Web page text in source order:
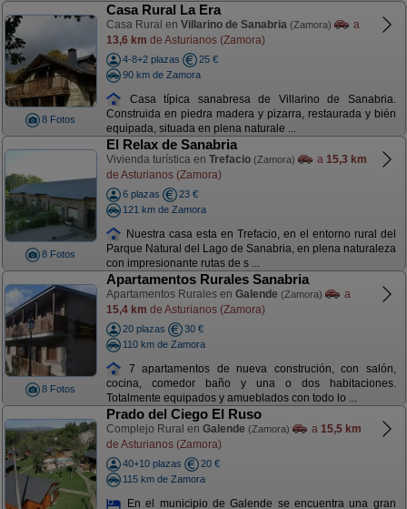
8 Fotos
Casa Rural La Era
Casa Rural en Villarino de Sanabria (Zamora)
a
13,6 km de Asturianos (Zamora)
4-8+2 plazas
25 €
90 km de Zamora
Casa típica sanabresa de Villarino de Sanabria.
Construida en piedra madera y pizarra, restaurada y bién
equipada, situada en plena naturale ...
8 Fotos
El Relax de Sanabria
Vivienda turística en Trefacio (Zamora) a 15,3 km
de Asturianos (Zamora)
6 plazas
23 €
121 km de Zamora
Nuestra casa esta en Trefacio, en el entorno rural del
Parque Natural del Lago de Sanabria, en plena naturaleza
con impresionante rutas de s ...
8 Fotos
Apartamentos Rurales Sanabria
Apartamentos Rurales en Galende (Zamora)
a
15,4 km de Asturianos (Zamora)
20 plazas
30 €
110 km de Zamora
7 apartamentos de nueva construción, con salón,
cocina, comedor baño y una o dos habitaciones.
Totalmente equipados y amueblados con todo lo ...
Prado del Ciego El Ruso
Complejo Rural en Galende (Zamora) a 15,5 km
de Asturianos (Zamora)
40+10 plazas
20 €
115 km de Zamora
En el municipio de Galende se encuentra una gran